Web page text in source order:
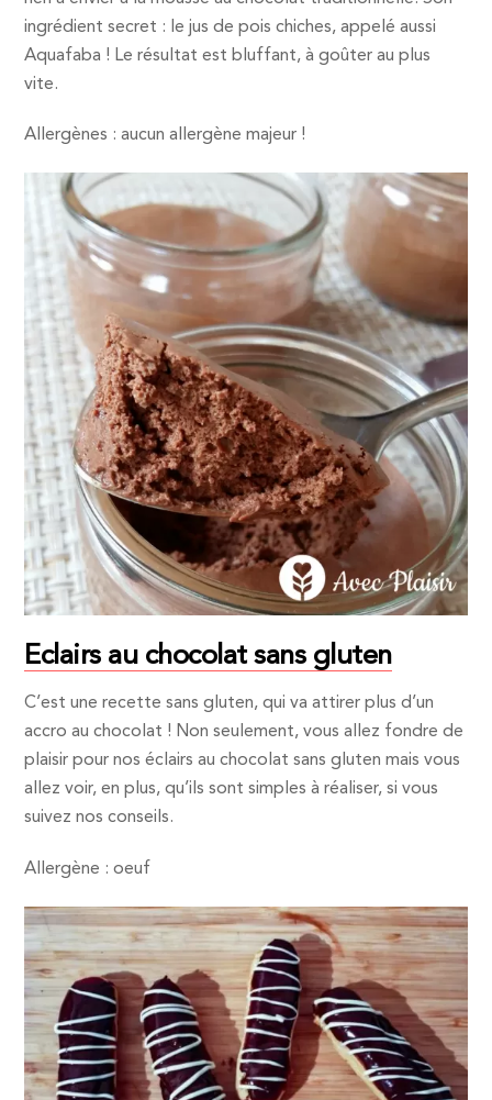
ingrédient secret : le jus de pois chiches, appelé aussi
Aquafaba ! Le résultat est bluffant, à goûter au plus
vite.
Allergènes : aucun allergène majeur !
Eclairs au chocolat sans gluten
C’est une recette sans gluten, qui va attirer plus d’un
accro au chocolat ! Non seulement, vous allez fondre de
plaisir pour nos éclairs au chocolat sans gluten mais vous
allez voir, en plus, qu’ils sont simples à réaliser, si vous
suivez nos conseils.
Allergène : oeuf